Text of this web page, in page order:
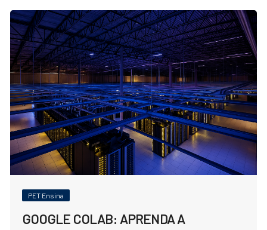
PET Ensina
GOOGLE COLAB: APRENDA A